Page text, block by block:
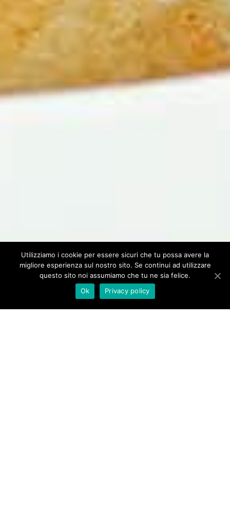
Utilizziamo i cookie per essere sicuri che tu possa avere la
migliore esperienza sul nostro sito. Se continui ad utilizzare
questo sito noi assumiamo che tu ne sia felice.
Ok
Privacy policy